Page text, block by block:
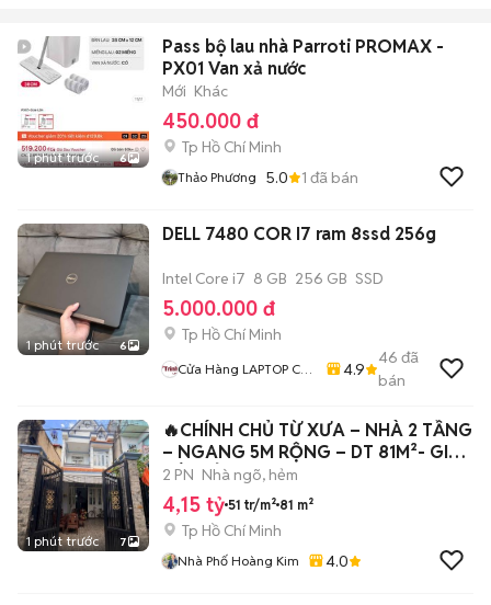
1 phút trước 6
Pass bộ lau nhà Parroti PROMAX -
PX01 Van xả nước
Mới Khác
450.000 đ
Tp Hồ Chí Minh
Thảo Phương 5.0 1 đã bán
1 phút trước 6
DELL 7480 COR I7 ram 8ssd 256g
Intel Core i7 8 GB 256 GB SSD
5.000.000 đ
Tp Hồ Chí Minh
Cửa Hàng LAPTOP Cũ
4.9
46 đã
bán
1 phút trước 7
🔥CHÍNH CHỦ TỪ XƯA – NHÀ 2 TẦNG
– NGANG 5M RỘNG – DT 81M²- GIÁ
SIÊU RẺ🔥
2 PN Nhà ngõ, hẻm
4,15 tỷ 51 tr/m² 81 m²
Tp Hồ Chí Minh
Nhà Phố Hoàng Kim 4.0